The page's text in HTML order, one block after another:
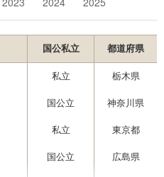
国公私立 都道府県
私立 栃木県
国公立 神奈川県
私立 東京都
国公立 広島県